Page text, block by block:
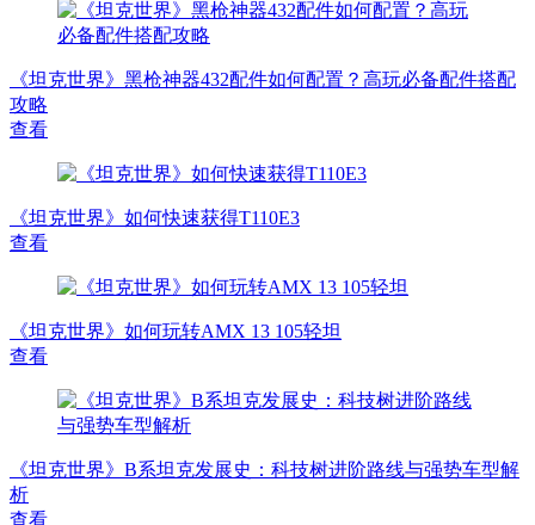
《坦克世界》黑枪神器432配件如何配置？高玩必备配件搭配
攻略
查看
《坦克世界》如何快速获得T110E3
查看
《坦克世界》如何玩转AMX 13 105轻坦
查看
《坦克世界》B系坦克发展史：科技树进阶路线与强势车型解
析
查看